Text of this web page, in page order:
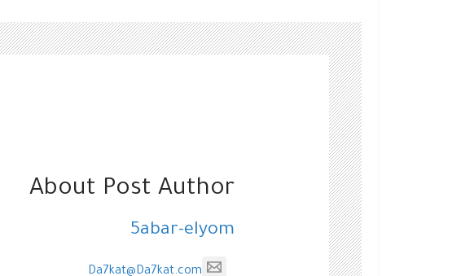
About Post Author
5abar-elyom
Da7kat@Da7kat.com